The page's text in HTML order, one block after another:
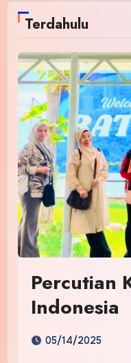
Terdahulu
Percutian
Indonesia
05/14/2025